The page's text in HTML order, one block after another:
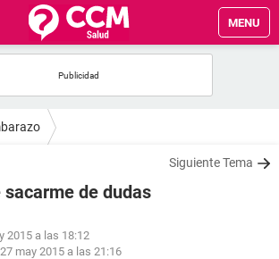
MENU
Siguiente Tema
de dudas
2015 a las 18:12
27 may 2015 a las 21:16